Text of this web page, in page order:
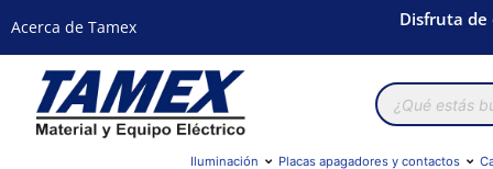
Acerca de Tamex Disfruta de
Búsqueda
de
productos
Iluminación Placas apagadores y contactos